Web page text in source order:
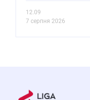
12.09
7 серпня 2026